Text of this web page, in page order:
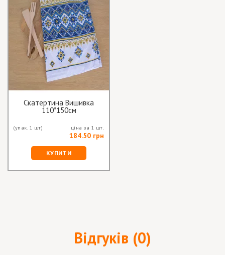
Скатертина Вишивка
110*150см
(упак. 1 шт) ціна за 1 шт.
184.50 грн
КУПИТИ
Відгуків (0)